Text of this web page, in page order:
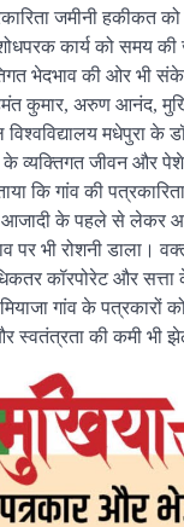
जमीनी हकीकत
कार्य को समय
भेदभाव की ओर भी
कुमार, अरुण आनंद,
मधेपुरा के
व्यक्तिगत जीवन और
कि गांव की
आजादी के पहले से लेकर
पर भी रोशनी डाला।
कॉरपोरेट और
गांव के पत्रकारों
स्वतंत्रता की कमी भी